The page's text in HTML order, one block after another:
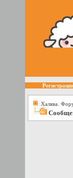
Халява.